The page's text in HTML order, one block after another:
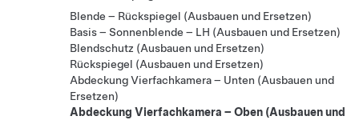
Blende – Rückspiegel (Ausbauen und Ersetzen)
Basis – Sonnenblende – LH (Ausbauen und Ersetzen)
Blendschutz (Ausbauen und Ersetzen)
Rückspiegel (Ausbauen und Ersetzen)
Abdeckung Vierfachkamera – Unten (Ausbauen und
Ersetzen)
Abdeckung Vierfachkamera – Oben (Ausbauen und